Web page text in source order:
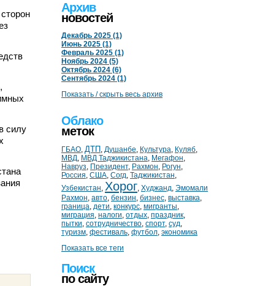
силу
Архив
новостей
Декабрь 2025 (1)
Июнь 2025 (1)
Февраль 2025 (1)
Ноябрь 2024 (5)
Октябрь 2024 (6)
Сентябрь 2024 (1)
Показать / скрыть весь архив
Облако
меток
ГБАО, ДТП , Душанбе, Культура, Куляб,
МВД, МВД Таджикистана, Мегафон,
Навруз, Президент, Рахмон, Рогун,
Россия, США, Согд, Таджикистан,
Узбекистан, Хорог, Худжанд, Эмомали
Рахмон, авто, бензин, бизнес, выставка,
граница, дети, конкурс, мигранты,
миграция, налоги, отдых, праздник,
пытки, сотрудничество, спорт, суд,
туризм, фестиваль, футбол, экономика
Показать все теги
Поиск
по сайту